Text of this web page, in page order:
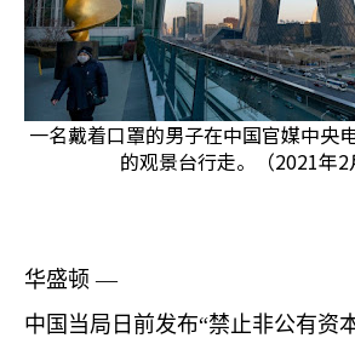
一名戴着口罩的男子在中国官媒中央
的观景台行走。（2021年2
华盛顿 —
中国当局日前发布“禁止非公有资